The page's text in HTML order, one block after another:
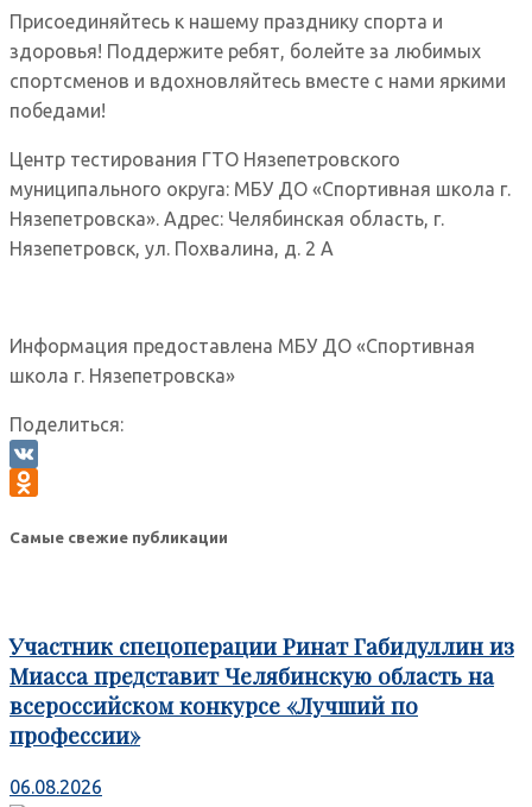
Присоединяйтесь к нашему празднику спорта и
здоровья! Поддержите ребят, болейте за любимых
спортсменов и вдохновляйтесь вместе с нами яркими
победами!
Центр тестирования ГТО Нязепетровского
муниципального округа: МБУ ДО «Спортивная школа г.
Нязепетровска». Адрес: Челябинская область, г.
Нязепетровск, ул. Похвалина, д. 2 А
Информация предоставлена МБУ ДО «Спортивная
школа г. Нязепетровска»
Поделиться:
VK
Самые свежие публикации
Участник спецоперации Ринат Габидуллин из
Миасса представит Челябинскую область на
всероссийском конкурсе «Лучший по
профессии»
06.08.2026